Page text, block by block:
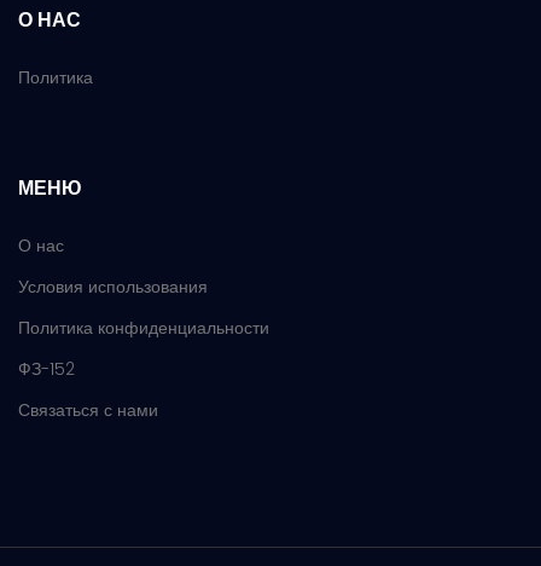
О НАС
Политика
МЕНЮ
О нас
Условия использования
Политика конфиденциальности
ФЗ-152
Связаться с нами